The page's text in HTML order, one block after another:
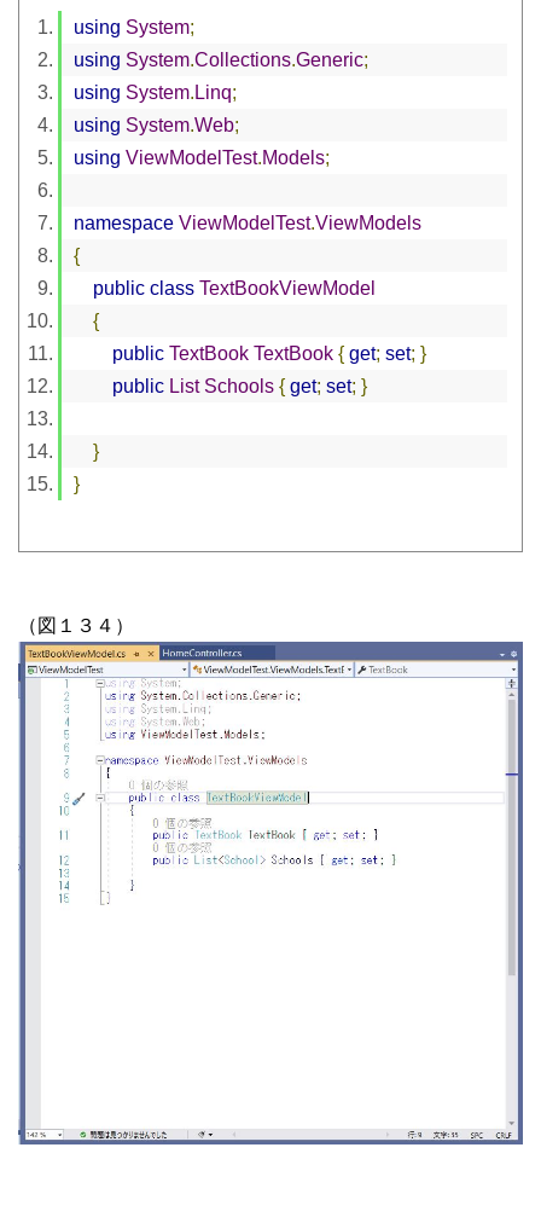
using System;
using System.Collections.Generic;
using System. Linq;
using System.Web;
using ViewModelTest.Models;
namespace ViewModelTest.ViewModels
{
public class TextBookViewModel
{
public TextBook TextBook { get; set; }
public List Schools { get; set; }
}
}
（図１３４）